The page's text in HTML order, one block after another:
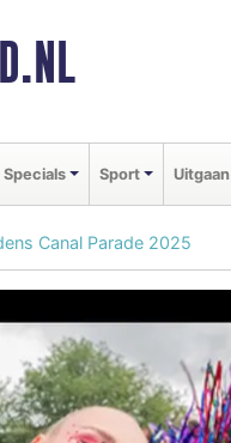
Specials Sport Uitgaan
Canal Parade 2025